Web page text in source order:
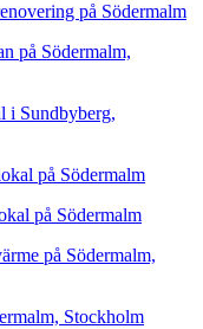
på Södermalm
på Södermalm,
i Sundbyberg,
på Södermalm
på Södermalm
på Södermalm,
Stockholm